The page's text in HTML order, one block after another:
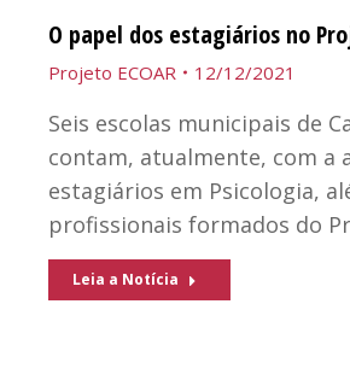
O papel dos estagiários no
Projeto ECOAR 12/12/2021
Seis escolas municipais de
contam, atualmente, com a
estagiários em Psicologia,
profissionais formados do
Leia a Notícia